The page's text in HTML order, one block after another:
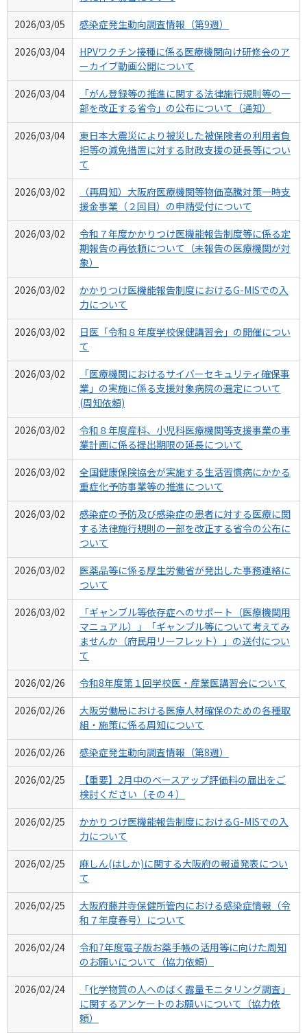
2026/03/05
感染症発生動向調査情報（第9週）
2026/03/04
HPVワクチン接種に係る医療機関向け研修会のア
ーカイブ動画公開について
2026/03/04
「がん登録等の推進に関する法律施行規則等の一
部を改正する省令」の公布について（通知）
2026/03/04
東日本大震災により被災した被保険者の利用者負
担等の減免措置に対する財政支援の延長等につい
て
2026/03/02
（再周知）大阪府医療機関等物価高騰対策一時支
援金事業（２回目）の申請受付について
2026/03/02
令和７年度かかりつけ医機能報告制度等に係る定
期報告の再依頼について（未報告の医療機関が対
象）
2026/03/02
かかりつけ医機能報告制度におけるG-MISでの入
力について
2026/03/02
日医「令和８年度学校保健講習会」の開催につい
て
2026/03/02
「医療機関におけるサイバーセキュリティ確保事
業」の実施に係る支援対象病院の選定について
(周知依頼)
2026/03/02
令和８年度産科、小児科医療機関等支援事業の事
業計画に係る提出期限の延長について
2026/03/02
全国健康保険協会が実施する生活習慣病にかかる
重症化予防事業等の推進について
2026/03/02
感染症の予防及び感染症の患者に対する医療に関
する法律施行規則の一部を改正する省令の公布に
ついて
2026/03/02
医薬品等に係る厚生労働省が発出した事務連絡に
ついて
2026/03/02
「ギャンブル等依存症へのサポート（医療機関用
マニュアル）」「ギャンブル等について考えてみ
ませんか（府民用リーフレット）」の送付につい
て
2026/02/26
令和8年度第１回学校医・産業医講習会について
2026/02/26
大阪労働局における医療人材確保のための各種取
組・施策に係る周知について
2026/02/26
感染症発生動向調査情報（第8週）
2026/02/25
【重要】2月中のベースアップ評価料の届出をご
検討ください（その４）
2026/02/25
かかりつけ医機能報告制度におけるG-MISでの入
力について
2026/02/25
麻しん(はしか)に関する大阪府の報道発表につい
て
2026/02/25
大阪府藤井寺保健所管内における感染症情報（令
和７年度春号）について
2026/02/24
令和7年度電子版お薬手帳の活用等に向けた周知
のお願いについて（協力依頼）
2026/02/24
「化学物質の人へのばく露量モニタリング調査」
に関するアンケートのお願いについて（協力依
頼）